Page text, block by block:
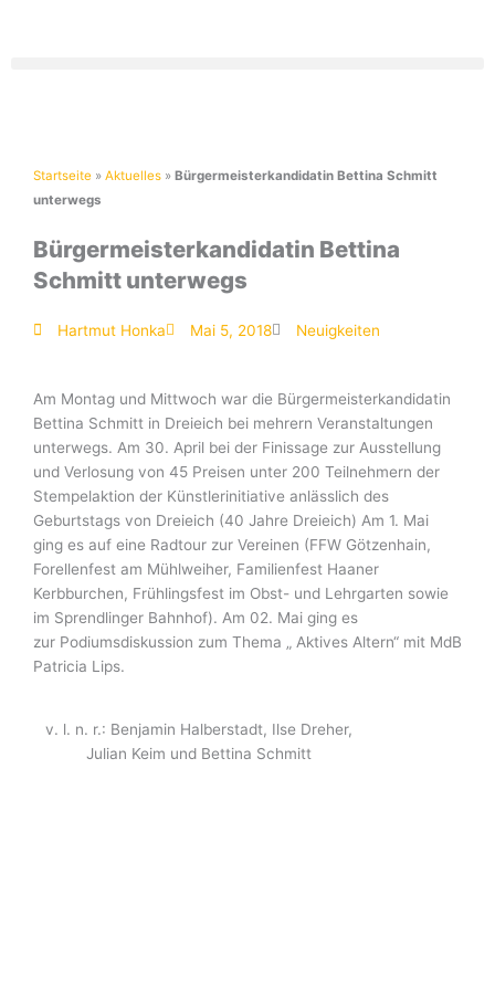
Startseite » Aktuelles » Bürgermeisterkandidatin Bettina Schmitt
unterwegs
Bürgermeisterkandidatin Bettina
Schmitt unterwegs
Hartmut Honka Mai 5, 2018 Neuigkeiten
Am Montag und Mittwoch war die Bürgermeisterkandidatin
Bettina Schmitt in Dreieich bei mehrern Veranstaltungen
unterwegs. Am 30. April bei der Finissage zur Ausstellung
und Verlosung von 45 Preisen unter 200 Teilnehmern der
Stempelaktion der Künstlerinitiative anlässlich des
Geburtstags von Dreieich (40 Jahre Dreieich) Am 1. Mai
ging es auf eine Radtour zur Vereinen (FFW Götzenhain,
Forellenfest am Mühlweiher, Familienfest Haaner
Kerbburchen, Frühlingsfest im Obst- und Lehrgarten sowie
im Sprendlinger Bahnhof). Am 02. Mai ging es
zur Podiumsdiskussion zum Thema „ Aktives Altern“ mit MdB
Patricia Lips.
v. l. n. r.: Benjamin Halberstadt, Ilse Dreher,
Julian Keim und Bettina Schmitt